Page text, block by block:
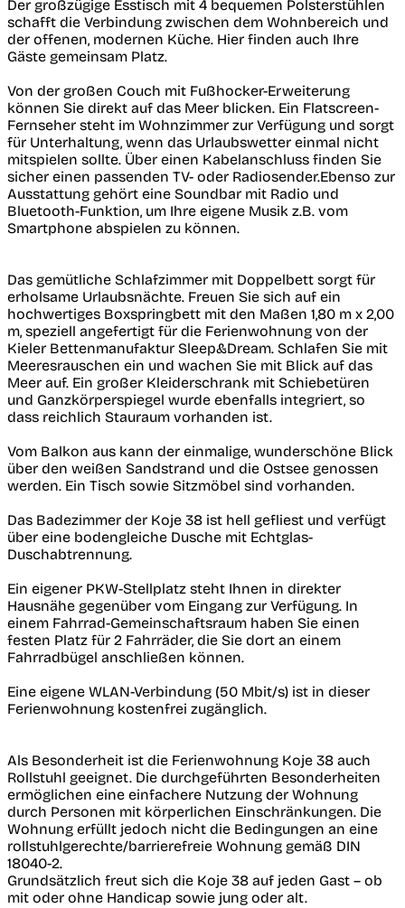
Der großzügige Esstisch mit 4 bequemen Polsterstühlen
schafft die Verbindung zwischen dem Wohnbereich und
der offenen, modernen Küche. Hier finden auch Ihre
Gäste gemeinsam Platz.
Von der großen Couch mit Fußhocker-Erweiterung
können Sie direkt auf das Meer blicken. Ein Flatscreen-
Fernseher steht im Wohnzimmer zur Verfügung und sorgt
für Unterhaltung, wenn das Urlaubswetter einmal nicht
mitspielen sollte. Über einen Kabelanschluss finden Sie
sicher einen passenden TV- oder Radiosender.Ebenso zur
Ausstattung gehört eine Soundbar mit Radio und
Bluetooth-Funktion, um Ihre eigene Musik z.B. vom
Smartphone abspielen zu können.
Das gemütliche Schlafzimmer mit Doppelbett sorgt für
erholsame Urlaubsnächte. Freuen Sie sich auf ein
hochwertiges Boxspringbett mit den Maßen 1,80 m x 2,00
m, speziell angefertigt für die Ferienwohnung von der
Kieler Bettenmanufaktur Sleep&Dream. Schlafen Sie mit
Meeresrauschen ein und wachen Sie mit Blick auf das
Meer auf. Ein großer Kleiderschrank mit Schiebetüren
und Ganzkörperspiegel wurde ebenfalls integriert, so
dass reichlich Stauraum vorhanden ist.
Vom Balkon aus kann der einmalige, wunderschöne Blick
über den weißen Sandstrand und die Ostsee genossen
werden. Ein Tisch sowie Sitzmöbel sind vorhanden.
Das Badezimmer der Koje 38 ist hell gefliest und verfügt
über eine bodengleiche Dusche mit Echtglas-
Duschabtrennung.
Ein eigener PKW-Stellplatz steht Ihnen in direkter
Hausnähe gegenüber vom Eingang zur Verfügung. In
einem Fahrrad-Gemeinschaftsraum haben Sie einen
festen Platz für 2 Fahrräder, die Sie dort an einem
Fahrradbügel anschließen können.
Eine eigene WLAN-Verbindung (50 Mbit/s) ist in dieser
Ferienwohnung kostenfrei zugänglich.
Als Besonderheit ist die Ferienwohnung Koje 38 auch
Rollstuhl geeignet. Die durchgeführten Besonderheiten
ermöglichen eine einfachere Nutzung der Wohnung
durch Personen mit körperlichen Einschränkungen. Die
Wohnung erfüllt jedoch nicht die Bedingungen an eine
rollstuhlgerechte/barrierefreie Wohnung gemäß DIN
18040-2.
Grundsätzlich freut sich die Koje 38 auf jeden Gast – ob
mit oder ohne Handicap sowie jung oder alt.